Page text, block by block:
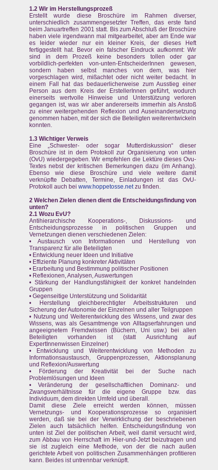
1.2 Wir im Herstellungsprozeß
Erstellt wurde diese Broschüre im Rahmen diverser,
unterschiedlich zusammengesetzter Treffen, das erste fand
beim Januartreffen 2001 statt. Bis zum Abschluß der Broschüre
haben viele irgendwann mal mitgearbeitet, aber am Ende war
es leider wieder nur ein kleiner Kreis, der dieses Heft
fertiggestellt hat. Bevor ein falscher Eindruck aufkommt: Wir
sind in dem Prozeß keine besonders tollen oder gar
vorbildlich-perfekten von-unten-EntscheiderInnen gewesen,
sondern haben selbst manches von dem, was hier
vorgeschlagen wird, mißachtet oder nicht weiter bedacht. In
einem Fall hat das bedauerlicherweise zum Ausstieg einer
Person aus dem Kreis der ErstellerInnen geführt, wodurch
einerseits wertvolle Hinweise und Unterstützung verloren
gegangen ist, was wir aber andererseits immerhin als Anstoß
zu einer weitergehenden Reflexion und Auseinandersetzung
genommen haben, mit der sich die Beteiligten weiterentwickeln
konnten.
1.3 Wichtiger Verweis
Eine „Schwester- oder sogar Mutterdiskussion“ dieser
Broschüre ist in dem Protokoll zur Organisierung von unten
(OvU) wiedergegeben. Wir empfehlen die Lektüre dieses Ovu-
Textes nebst der kritischen Bemerkungen dazu (im Anhang).
Ebenso wie diese Broschüre und viele weitere damit
verknüpfte Debatten, Termine, Einladungen ist das OvU-
Protokoll auch bei www.hoppetosse.netzu finden.
2 Welchen Zielen dienen dient die Entscheidungsfindung von
unten?
2.1 Wozu EvU?
Antihierarchische Kooperations-, Diskussions- und
Entscheidungsprozesse in politischen Gruppen und
Vernetzungen dienen verschiedenen Zielen:
• Austausch von Informationen und Herstellung von
Transparenz für alle Beteiligten
• Entwicklung neuer Ideen und Initiative
• Effiziente Planung konkreter Aktivitäten
• Erarbeitung und Bestimmung politischer Positionen
• Reflexionen, Analysen, Auswertungen
• Stärkung der Handlungsfähigkeit der konkret handelnden
Gruppen
• Gegenseitige Unterstützung und Solidarität
• Herstellung gleichberechtigter Arbeitsstrukturen und
Sicherung der Autonomie der Einzelnen und aller Teilgruppen
• Nutzung und Weiterentwicklung des Wissens, und zwar des
Wissens, was als Gesamtmenge von Alltagserfahrungen und
angeeignetem Fremdwissen (Büchern, Uni usw.) bei allen
Beteiligten vorhanden ist (statt Ausrichtung auf
ExpertInnenwissen Einzelner)
• Entwicklung und Weiterentwicklung von Methoden zu
Informationsaustausch, Gruppenprozessen, Aktionsplanung
und Reflexion/Auswertung
• Förderung der Kreativität bei der Suche nach
Problemlösungen und Ideen
• Veränderung der gesellschaftlichen Dominanz- und
Zwangsverhältnisse für die eigene Gruppe bzw. das
Individuum, dem direkten Umfeld und überall.
Damit diese Ziele erreicht werden können, müssen
Vernetzungs- und Kooperationsprozesse so organisiert
werden, daß sie bei der Verwirklichung der beschriebenen
Zielen auch tatsächlich helfen. Entscheidungsfindung von
unten ist Ziel der politischen Arbeit, weil damit versucht wird,
zum Abbau von Herrschaft im Hier-und-Jetzt beizutragen und
sie ist zugleich eine Methode, von der die nach außen
gerichtete Arbeit von politischen Zusammenhängen profitieren
kann. Beides ist untrennbar verknüpft.